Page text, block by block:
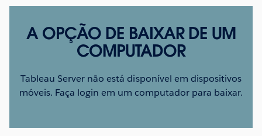
A OPÇÃO DE BAIXAR DE UM
COMPUTADOR
Tableau Server não está disponível em dispositivos
móveis. Faça login em um computador para baixar.